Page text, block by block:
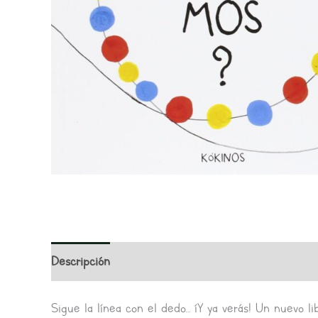
Descripción
Sigue la línea con el dedo… íY ya verás! Un nuevo